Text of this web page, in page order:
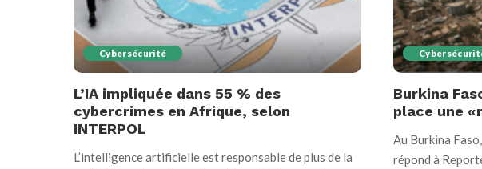
Cybersécurité
L’IA impliquée dans 55 % des
cybercrimes en Afrique, selon
INTERPOL
L’intelligence artificielle est responsable de plus de la
Burkina
place une
Au Burkina
répond à